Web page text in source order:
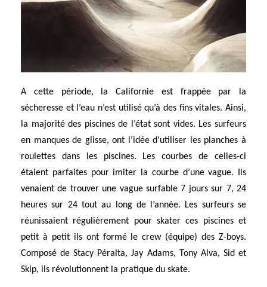
A cette période, la Californie est frappée par la
sécheresse et l’eau n’est utilisé qu’à des fins vitales. Ainsi,
la majorité des piscines de l’état sont vides. Les surfeurs
en manques de glisse, ont l’idée d’utiliser les planches à
roulettes dans les piscines. Les courbes de celles-ci
étaient parfaites pour imiter la courbe d’une vague. Ils
venaient de trouver une vague surfable 7 jours sur 7, 24
heures sur 24 tout au long de l’année. Les surfeurs se
réunissaient régulièrement pour skater ces piscines et
petit à petit ils ont formé le crew (équipe) des Z-boys.
Composé de Stacy Péralta, Jay Adams, Tony Alva, Sid et
Skip, ils révolutionnent la pratique du skate.